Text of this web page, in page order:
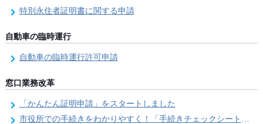
特別永住者証明書に関する申請
自動車の臨時運行
自動車の臨時運行許可申請
窓口業務改革
「かんたん証明申請」をスタートしました
市役所での手続きをわかりやすく！「手続きチェックシート」を導入しました